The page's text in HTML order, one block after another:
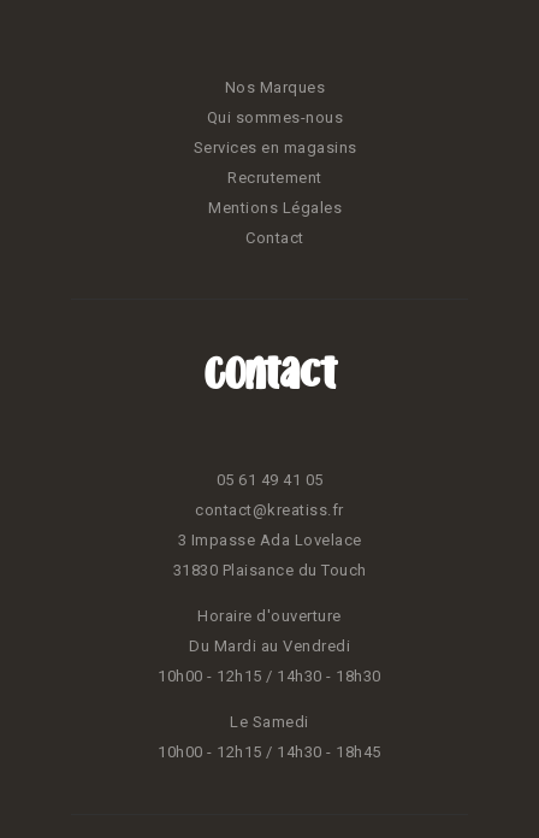
Nos Marques
Qui sommes-nous
Services en magasins
Recrutement
Mentions Légales
Contact
Contact
05 61 49 41 05
contact@kreatiss.fr
3 Impasse Ada Lovelace
31830 Plaisance du Touch
Horaire d'ouverture
Du Mardi au Vendredi
10h00 - 12h15 / 14h30 - 18h30
Le Samedi
10h00 - 12h15 / 14h30 - 18h45